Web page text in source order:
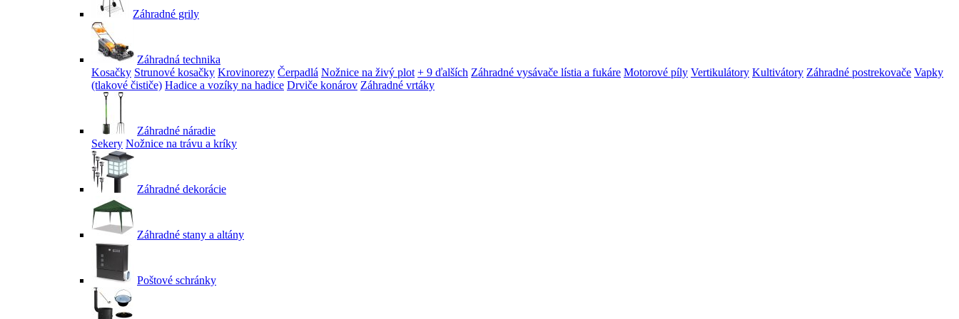
Záhradné grily
Záhradná technika
Kosačky Strunové kosačky Krovinorezy Čerpadlá Nožnice na živý plot + 9 ďalších Záhradné vysávače lístia a fukáre Motorové píly Vertikulátory Kultivátory Záhradné postrekovače Vapky
(tlakové čističe) Hadice a vozíky na hadice Drviče konárov Záhradné vrtáky
Záhradné náradie
Sekery Nožnice na trávu a kríky
Záhradné dekorácie
Záhradné stany a altány
Poštové schránky